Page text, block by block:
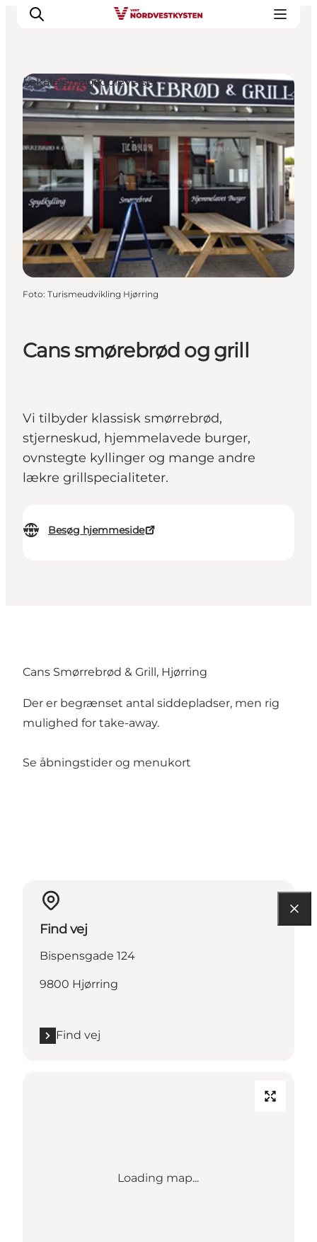
Feriesteder
Inspiration
Handicapvenlig ferie
Events
Overnatning
Planlæg din ferie
Cans smørebrød og grill
Vi tilbyder klassisk smørrebrød,
stjerneskud, hjemmelavede burger,
ovnstegte kyllinger og mange andre
lækre grillspecialiteter.
Besøg hjemmeside
Lokale smagsoplevelser
Foto: Turismeudvikling Hjørring
Cans Smørrebrød & Grill, Hjørring
Der er begrænset antal siddepladser, men rig
mulighed for take-away.
Se åbningstider og menukort
Find vej
Bispensgade 124
9800 Hjørring
Find vej
Loading map...